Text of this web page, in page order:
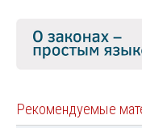
Рекомендуемые